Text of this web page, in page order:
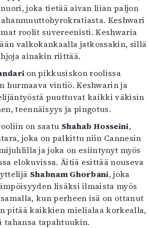
joka tietää aivan liian paljon
Keshwari
roolit suvereenisti. Keshwaria
valkokankaalla jatkossakin, sillä
ainakin riittää.
on pikkusiskon roolissa
hurmaava vintiö. Keshwarin ja
puuttuvat kaikki väkisin
teennäisyys ja pingotus.
on saatu Shahab Hosseini,
joka on palkittu niin Cannesin
ja joka on esiintynyt myös
elokuvissa. Äitiä esittää nouseva
Shabnam Ghorbani, joka
lisäksi ilmaista myös
kun perheen isä on ottanut
pitää kaikkien mielialaa korkealla,
tahansa tapahtuukin.